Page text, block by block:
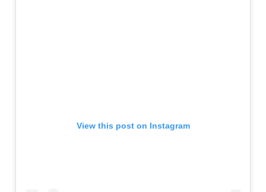
View this post on Instagram